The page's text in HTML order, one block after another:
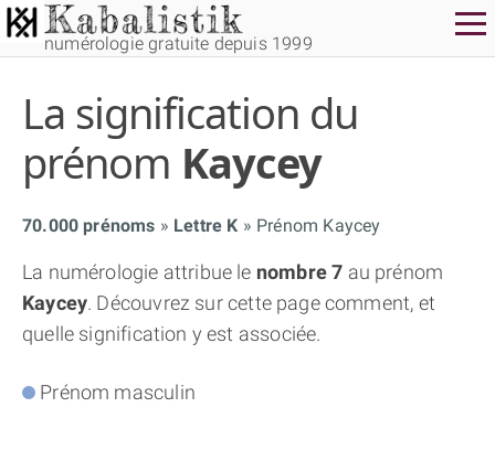
numérologie gratuite depuis 1999
La signification du
prénom Kaycey
70.000 prénoms Lettre K Prénom Kaycey
La numérologie attribue le nombre 7 au prénom
Kaycey. Découvrez sur cette page comment, et
quelle signification y est associée.
Prénom masculin
THÈME GRATUIT
THÈME NUMÉROLOGIQUE APPROFONDI
THÈME TEMPOREL